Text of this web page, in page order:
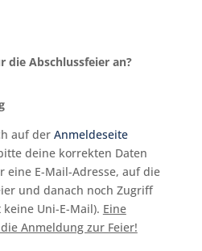
die Abschlussfeier an?
auf der Anmeldeseite
deine korrekten Daten
eine E-Mail-Adresse, auf die
und danach noch Zugriff
Uni-E-Mail). Eine
Anmeldung zur Feier!